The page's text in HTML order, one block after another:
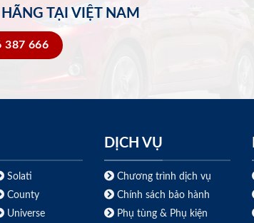
TẠI VIỆT NAM
387 666
Solati
County
Universe
DỊCH VỤ
Chương trình dịch vụ
Chính sách bảo hành
Phụ tùng & Phụ kiện